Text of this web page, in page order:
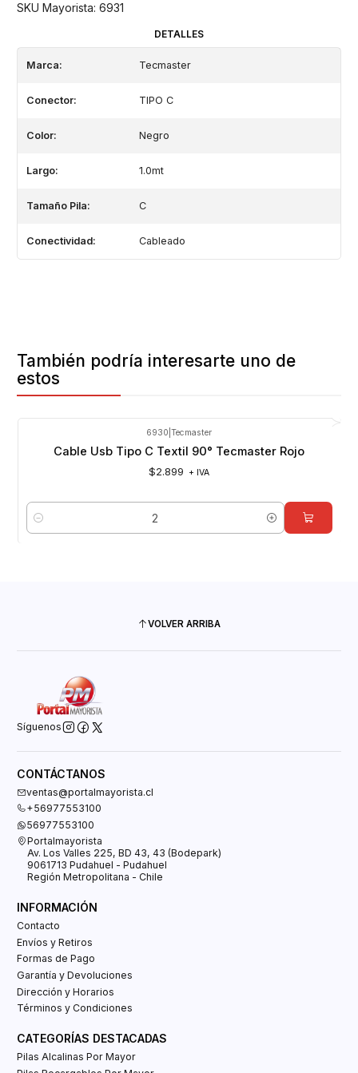
SKU Mayorista: 6931
DETALLES
Marca: Tecmaster
Conector: TIPO C
Color: Negro
Largo: 1.0mt
Tamaño Pila: C
Conectividad: Cableado
También podría interesarte uno de
estos
6930 Tecmaster
Cable Usb Tipo C Textil 90° Tecmaster Rojo
$2.899 + IVA
Cantidad
VOLVER ARRIBA
Síguenos
CONTÁCTANOS
ventas@portalmayorista.cl
+56977553100
56977553100
Portalmayorista
Av. Los Valles 225, BD 43, 43 (Bodepark)
9061713 Pudahuel - Pudahuel
Región Metropolitana - Chile
INFORMACIÓN
Contacto
Envíos y Retiros
Formas de Pago
Garantía y Devoluciones
Dirección y Horarios
Términos y Condiciones
CATEGORÍAS DESTACADAS
Pilas Alcalinas Por Mayor